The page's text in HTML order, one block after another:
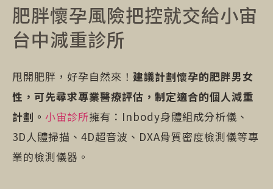
肥胖懷孕風險把控就交給小宙
台中減重診所
甩開肥胖，好孕自然來！ 建議計劃懷孕的肥胖男女
性，可先尋求專業醫療評估，制定適合的個人減重
計劃。 小宙診所擁有：Inbody身體組成分析儀、
3D人體掃描、4D超音波、DXA骨質密度檢測儀等專
業的檢測儀器。